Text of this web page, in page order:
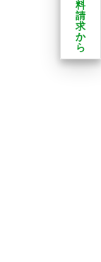
料
請
求
か
ら